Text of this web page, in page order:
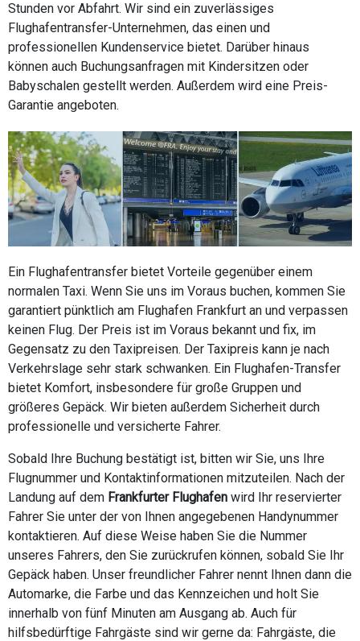
Stunden vor Abfahrt. Wir sind ein zuverlässiges
Flughafentransfer-Unternehmen, das einen und
professionellen Kundenservice bietet. Darüber hinaus
können auch Buchungsanfragen mit Kindersitzen oder
Babyschalen gestellt werden. Außerdem wird eine Preis-
Garantie angeboten.
Ein Flughafentransfer bietet Vorteile gegenüber einem
normalen Taxi. Wenn Sie uns im Voraus buchen, kommen Sie
garantiert pünktlich am Flughafen Frankfurt an und verpassen
keinen Flug. Der Preis ist im Voraus bekannt und fix, im
Gegensatz zu den Taxipreisen. Der Taxipreis kann je nach
Verkehrslage sehr stark schwanken. Ein Flughafen-Transfer
bietet Komfort, insbesondere für große Gruppen und
größeres Gepäck. Wir bieten außerdem Sicherheit durch
professionelle und versicherte Fahrer.
Sobald Ihre Buchung bestätigt ist, bitten wir Sie, uns Ihre
Flugnummer und Kontaktinformationen mitzuteilen. Nach der
Landung auf dem Frankfurter Flughafen wird Ihr reservierter
Fahrer Sie unter der von Ihnen angegebenen Handynummer
kontaktieren. Auf diese Weise haben Sie die Nummer
unseres Fahrers, den Sie zurückrufen können, sobald Sie Ihr
Gepäck haben. Unser freundlicher Fahrer nennt Ihnen dann die
Automarke, die Farbe und das Kennzeichen und holt Sie
innerhalb von fünf Minuten am Ausgang ab. Auch für
hilfsbedürftige Fahrgäste sind wir gerne da: Fahrgäste, die